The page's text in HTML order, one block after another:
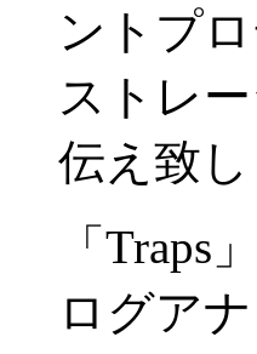
ントプ
ストレ
伝え致し
「
ログア